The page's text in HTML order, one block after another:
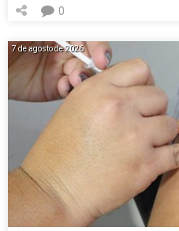
0
7 de agosto de 2026